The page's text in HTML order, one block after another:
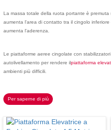
La massa totale della ruota portante è premuta
aumenta l'area di contatto tra il cingolo
aumenta l'aderenza.
Le piattaforme aeree cingolate con
autolivellamento per rendere ilpiattaforma
ambienti più difficili.
Per saperne di più